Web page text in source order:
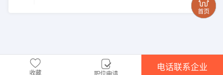
收藏
电话联系企业